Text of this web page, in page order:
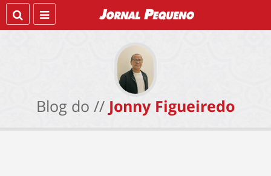
Blog do // Jonny Figueiredo